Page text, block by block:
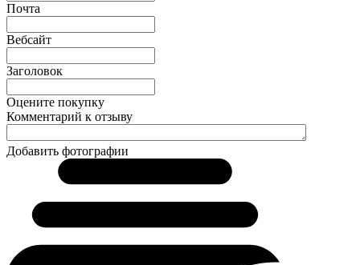
Почта
Вебсайт
Заголовок
Оцените покупку
Комментарий к отзыву
Добавить фотографии